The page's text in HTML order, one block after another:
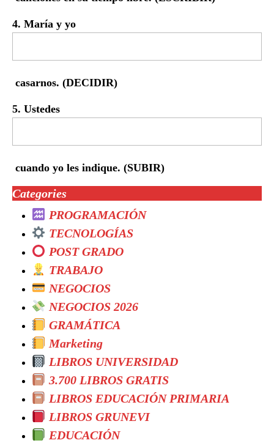
4. María y yo
casarnos. (DECIDIR)
5. Ustedes
cuando yo les indique. (SUBIR)
Categories
PROGRAMACIÓN
TECNOLOGÍAS
POST GRADO
TRABAJO
NEGOCIOS
NEGOCIOS 2026
GRAMÁTICA
Marketing
LIBROS UNIVERSIDAD
3.700 LIBROS GRATIS
LIBROS EDUCACIÓN PRIMARIA
LIBROS GRUNEVI
EDUCACIÓN